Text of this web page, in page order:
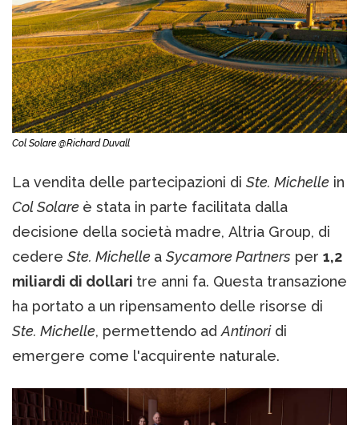
Col Solare @Richard Duvall
La vendita delle partecipazioni di Ste. Michelle in
Col Solare è stata in parte facilitata dalla
decisione della società madre, Altria Group, di
cedere Ste. Michelle a Sycamore Partners per 1,2
miliardi di dollari tre anni fa. Questa transazione
ha portato a un ripensamento delle risorse di
Ste. Michelle, permettendo ad Antinoridi
emergere come l'acquirente naturale.